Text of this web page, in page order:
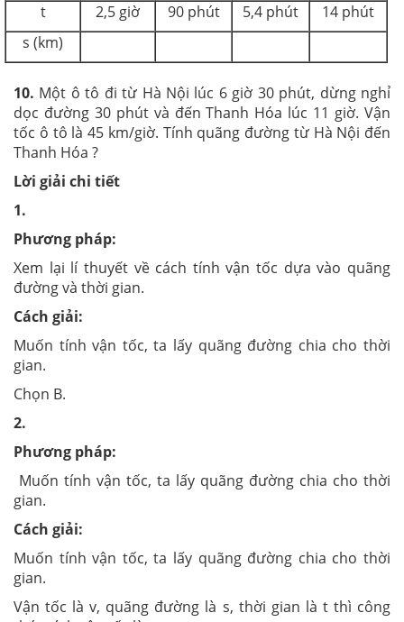
t
2,5 giờ 90 phút 5,4 phút
14 phút
s (km)
10. Một ô tô đi từ Hà Nội lúc 6 giờ 30 phút, dừng nghỉ
dọc đường 30 phút và đến Thanh Hóa lúc 11 giờ. Vận
tốc ô tô là 45 km/giờ. Tính quãng đường từ Hà Nội đến
Thanh Hóa ?
Lời giải chi tiết
1.
Phương pháp:
Xem lại lí thuyết về cách tính vận tốc dựa vào quãng
đường và thời gian.
Cách giải:
Muốn tính vận tốc, ta lấy quãng đường chia cho thời
gian.
Chọn B.
2.
Phương pháp:
Muốn tính vận tốc, ta lấy quãng đường chia cho thời
gian.
Cách giải:
Muốn tính vận tốc, ta lấy quãng đường chia cho thời
gian.
Vận tốc là v, quãng đường là s, thời gian là t thì công